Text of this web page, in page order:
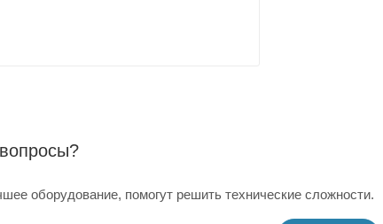
оборудование, помогут решить технические сложности.